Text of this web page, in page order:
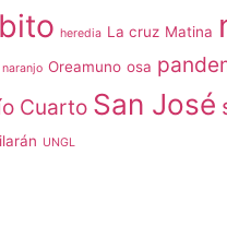
heredia La cruz Matina
naranjo Oreamuno osa
Cuarto San José
UNGL